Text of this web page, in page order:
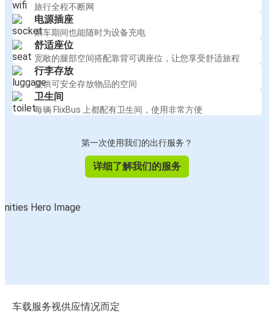
旅行全程不断网
电源插座
乘车期间也能随时为设备充电
舒适座位
宽敞的腿部空间搭配靠背可调座位，让您享受舒适旅程
行李存放
提供可安全存放物品的空间
卫生间
每辆 FlixBus 上都配有卫生间，使用非常方便
第一次使用我们的出行服务？
详细了解我们的服务
车载服务视供应情况而定